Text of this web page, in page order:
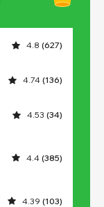
4.8 (627)
4.74 (136)
4.53 (34)
4.4 (385)
4.39 (103)